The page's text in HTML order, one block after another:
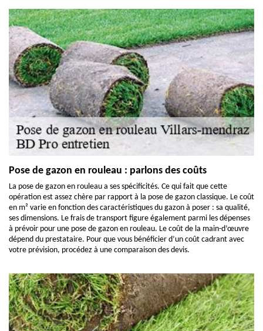
Pose de gazon en rouleau : parlons des coûts
La pose de gazon en rouleau a ses spécificités. Ce qui fait que cette
opération est assez chère par rapport à la pose de gazon classique. Le coût
en m² varie en fonction des caractéristiques du gazon à poser : sa qualité,
ses dimensions. Le frais de transport figure également parmi les dépenses
à prévoir pour une pose de gazon en rouleau. Le coût de la main-d’œuvre
dépend du prestataire. Pour que vous bénéficier d’un coût cadrant avec
votre prévision, procédez à une comparaison des devis.